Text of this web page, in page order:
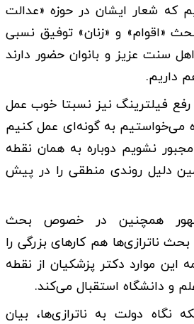
که شعار ایشان در حوزه «عدالت
«اقوام» و «زنان» توفیق نسبی
سنت عزیز و بانوان حضور دارند
داریم.
فیلترینگ نیز نسبتا خوب عمل
می‌خواستیم به گونه‌ای عمل کنیم
نشویم دوباره به همان نقطه
دلیل روندی منطقی را در پیش
همچنین در خصوص بحث
ناترازی‌ها هم کارهای بزرگی را
این موارد دکتر پزشکیان از نقطه
و دانشگاه استقبال می‌کند.
نگاه دولت به ناترازی‌ها، بیان